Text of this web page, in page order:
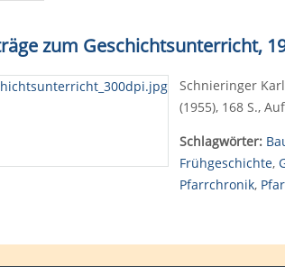
zum Geschichtsunterricht,
Schnieringer
(1955), 168 S.,
Schlagwörter:
Frühgeschichte,
Pfarrchronik,